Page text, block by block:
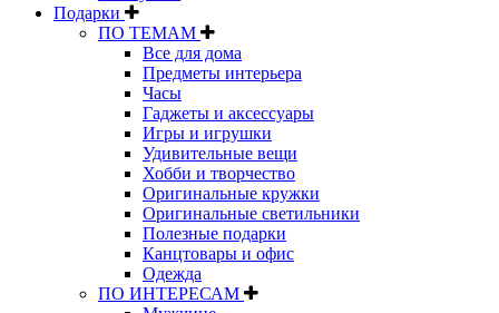
Подарки
ПО ТЕМАМ
Все для дома
Предметы интерьера
Часы
Гаджеты и аксессуары
Игры и игрушки
Удивительные вещи
Хобби и творчество
Оригинальные кружки
Оригинальные светильники
Полезные подарки
Канцтовары и офис
Одежда
ПО ИНТЕРЕСАМ